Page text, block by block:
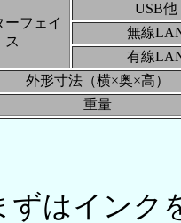
ーフェイ
ス
USB他
無線
有線
外形寸法（横×奥×高）
重量
はインク